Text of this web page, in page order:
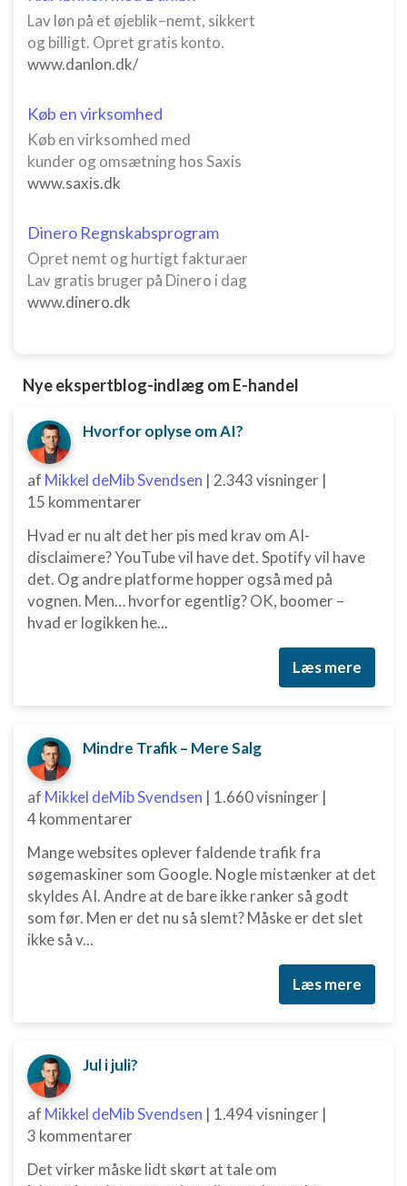
Lav løn på et øjeblik–nemt, sikkert
og billigt. Opret gratis konto.
www.danlon.dk/
Køb en virksomhed
Køb en virksomhed med
kunder og omsætning hos Saxis
www.saxis.dk
Dinero Regnskabsprogram
Opret nemt og hurtigt fakturaer
Lav gratis bruger på Dinero i dag
www.dinero.dk
Nye ekspertblog-indlæg om E-handel
Hvorfor oplyse om AI?
af Mikkel deMib Svendsen | 2.343 visninger |
15 kommentarer
Hvad er nu alt det her pis med krav om AI-
disclaimere? YouTube vil have det. Spotify vil have
det. Og andre platforme hopper også med på
vognen. Men… hvorfor egentlig? OK, boomer –
hvad er logikken he...
Læs mere
Mindre Trafik – Mere Salg
af Mikkel deMib Svendsen | 1.660 visninger |
4 kommentarer
Mange websites oplever faldende trafik fra
søgemaskiner som Google. Nogle mistænker at det
skyldes AI. Andre at de bare ikke ranker så godt
som før. Men er det nu så slemt? Måske er det slet
ikke så v...
Læs mere
Jul i juli?
af Mikkel deMib Svendsen | 1.494 visninger |
3 kommentarer
Det virker måske lidt skørt at tale om
Forstå målgrupper gennem statistikker eller
kombinationer af oplysninger fra forskellige
Udvikle og forbedre tjenester
Bruge begrænsede oplysninger til at vælge
indhold
Bruge præcise geografiske
placeringsoplysninger
Identificere enheder baseret på aktivt
anmodede oplysninger
Ydeevne
Funktionel
Annoncering / marketing